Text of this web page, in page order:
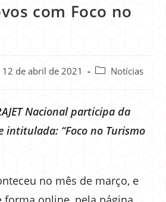
com Foco no
12 de abril de 2021 Notícias
Nacional participa da
intitulada: “Foco no Turismo
no mês de março, e